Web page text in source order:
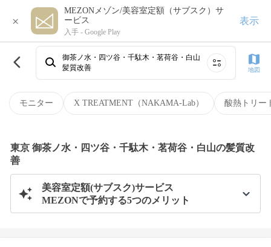
×
MEZONメゾン/美容室定額（サブスク）サ
ービス
入手 - Google Play
表示
モニター X TREATMENT（NAKAMA-Lab） 酸熱トリー
御茶ノ水・四ツ谷・千駄木・茗荷谷・白山
髪質改善
地図
東京 御茶ノ水・四ツ谷・千駄木・茗荷谷・白山の髪質改
善
美容室定額(サブスク)サービス
MEZONで予約する5つのメリット